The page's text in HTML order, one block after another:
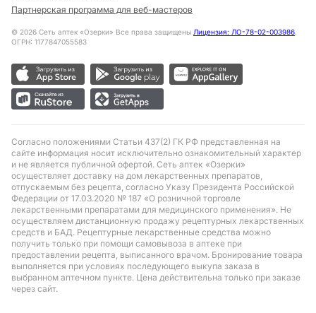
Партнерская программа для веб-мастеров
© 2026 Сеть аптек «Озерки» Все права защищены Лицензия: ЛО-78-02-003986,
ОГРН: 1177847055583
Согласно положениями Статьи 437(2) ГК РФ представленная на
сайте информация носит исключительно ознакомительный характер
и не является публичной офертой. Сеть аптек «Озерки»
осуществляет доставку на дом лекарственных препаратов,
отпускаемым без рецепта, согласно Указу Президента Российской
Федерации от 17.03.2020 № 187 «О розничной торговле
лекарственными препаратами для медицинского применения». Не
осуществляем дистанционную продажу рецептурных лекарственных
средств и БАД. Рецептурные лекарственные средства можно
получить только при помощи самовывоза в аптеке при
предоставлении рецепта, выписанного врачом. Бронирование товара
выполняется при условиях последующего выкупа заказа в
выбранном аптечном пункте. Цена действительна только при заказе
через сайт.